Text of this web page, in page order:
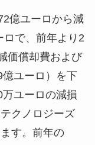
億ユーロから減
ロで、前年より2
価償却費および
ユーロ）を下
ユーロの減損
クノロジーズ
す。前年の